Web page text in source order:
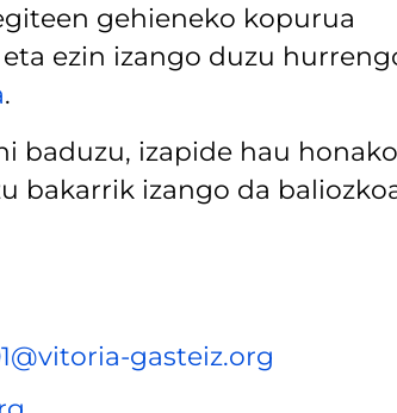
gehieneko kopurua
ezin izango duzu
.
baduzu, izapide hau honako
bakarrik izango da
gasteiz.org